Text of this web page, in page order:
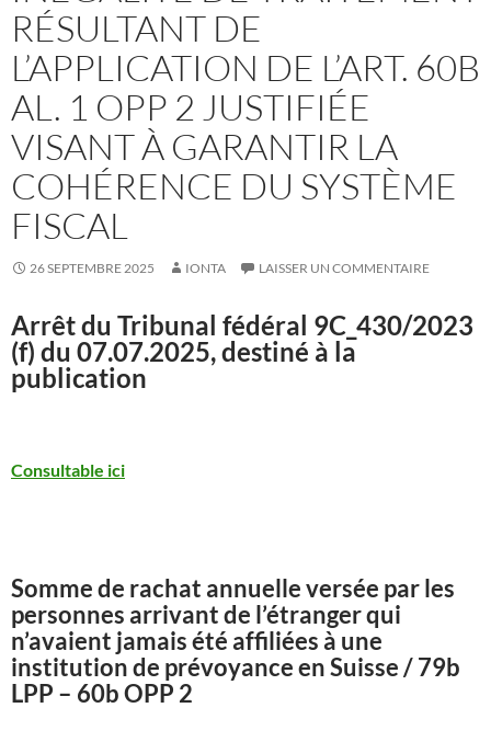
RÉSULTANT DE
L’APPLICATION DE L’ART. 60B
AL. 1 OPP 2 JUSTIFIÉE
VISANT À GARANTIR LA
COHÉRENCE DU SYSTÈME
FISCAL
26 SEPTEMBRE 2025 IONTA LAISSER UN COMMENTAIRE
Arrêt du Tribunal fédéral 9C_430/2023
(f) du 07.07.2025, destiné à la
publication
Consultable ici
Somme de rachat annuelle versée par les
personnes arrivant de l’étranger qui
n’avaient jamais été affiliées à une
institution de prévoyance en Suisse / 79b
LPP – 60b OPP 2